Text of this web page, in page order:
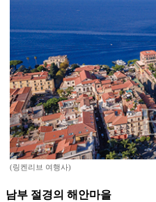
(링켄리브 여행사)
남부 절경의 해안마을